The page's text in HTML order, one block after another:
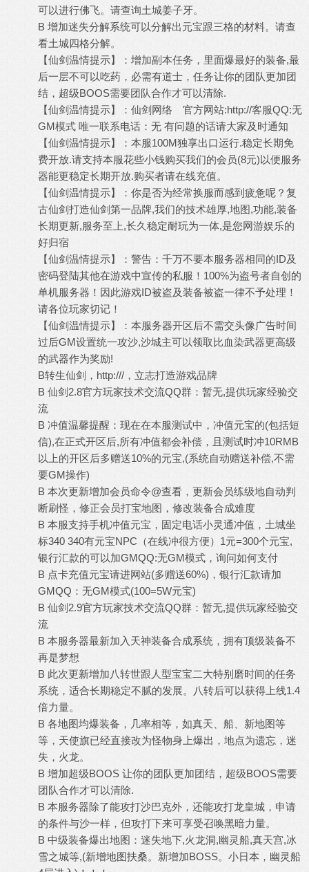
可以进行佛飞。请查询土城姜子牙。
B 增加迷失分解系统可以分解出元宝跟三格的材料。请查
看土城四格分解。
【仙剑温情提示】：增加副本任务，里面爆最好的装备,最
后一层不可以吃药，必需有道士，任务让你的团队更加团
结，超级BOOS需要团队合作才可以清除.
【仙剑温情提示】：仙剑网络 官方网站:http://客服QQ:无
GM模式 唯一联系电话：无 有问题的话请大家及时通知
【仙剑温情提示】：本服100M独享出口运行.稳定长期免
费开放.请支持本服花些小钱购买我们的会员(8元)以便服务
器能更稳定长期开放.购买者请在线充值。
【仙剑温情提示】：你是否为经常换服而感到疲惫呢？复
古仙剑打造仙剑第一品牌,我们的技术雄厚,地图,功能,装备
长期更新,服务至上,长久稳定耐玩为一体,是您网游娱乐的
好归宿
【仙剑温情提示】：警告：千万不要本服务器相同的ID及
密码登陆其他在游戏中宣传的私服！100%为盗号者自创的
单机服务器！因此游戏ID被盗及装备被盗一律不予处理！
请各位玩家切记！
【仙剑温情提示】：本服务器开区后不需交头像广告时间
过后GM设置统一攻沙,沙城主可以领取比血染武器更高级
的武器作为奖励!
B转生仙剑，http:///，立志打造游戏品牌
B 仙剑2.8官方玩家技术交流QQ群：暂无,提供玩家经验交
流
B 冲值温馨提醒：现在在本服测试中，冲值元宝的(包括短
信),在正式开区后,所有冲值都会补偿，且测试时冲10RMB
以上的开区后多赠送10%的元宝,(系统自动赠送补偿,不需
要GM操作)
B 本次更新增加会员命令@查看，更新会员练级地自动判
断刷怪，修正会员打宝地图，修改装备合成难度
B 本服支持手机冲值元宝，固定电话小灵通冲值，土城坐
标340 340有元宝NPC（在线冲很方便）1元=300个元宝,
银行汇款的可以加GMQQ:无GM模式，询问如何支付
B 点卡充值元宝请进网站(多赠送60%)，银行汇款请加
GMQQ：无GM模式(100=5W元宝)
B 仙剑2.9官方玩家技术交流QQ群：暂无,提供玩家经验交
流
B 本服务器最新加入天神装备合成系统，拥有顶级装备不
再是梦想
B 此次更新增加八转世跟人型宝宝二大特别磨时间的任务
系统，适合长期稳定不腻的发展。八转后可以获得上线1.4
倍力量。
B 各地图均爆装备，几率相等，如真天、船、新地图等
等，天使旗已经直接改为怪物身上爆出，地点为遗忘，迷
失，火龙。
B 增加超级BOOS 让你的团队更加团结，超级BOOS需要
团队合作才可以清除.
B 本服务器除了能攻打沙巴克外，还能攻打龙皇城，申请
的条件与沙一样，但攻打下来可享受召唤黑暗力量。
B 中级装备爆出地图：迷失地下,火龙洞,幽灵船,真天宫,冰
雪之城等,(新增地图扶桑。新增加BOSS。小日本，幽灵船